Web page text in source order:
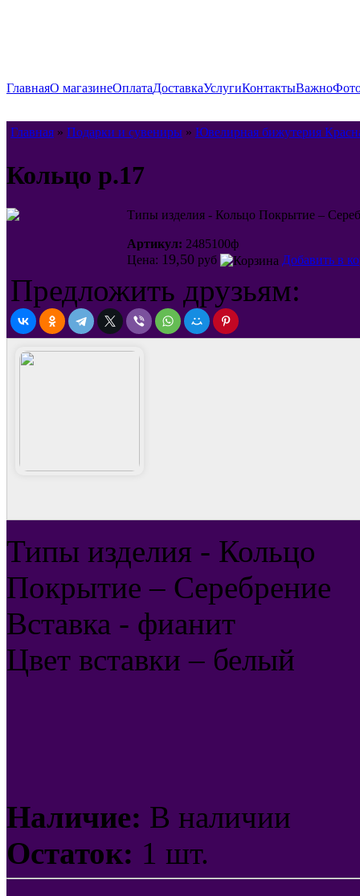
ГлавнаяО магазинеОплатаДоставкаУслугиКонтактыВажно
Главная » Подарки и сувениры » Ювелирная бижутерия
Кольцо р.17
Типы изделия - Кольцо Покрытие –
Артикул: 2485100ф
Цена: 19,50 руб Добавить в
Предложить друзьям:
Типы изделия - Кольцо
Покрытие – Серебрение
Вставка - фианит
Цвет вставки – белый
Наличие: В наличии
Остаток: 1 шт.